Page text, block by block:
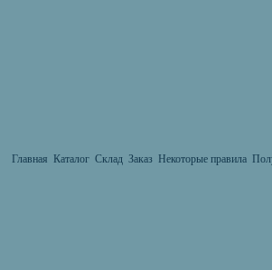
Главная Каталог Склад Заказ Некоторые правила